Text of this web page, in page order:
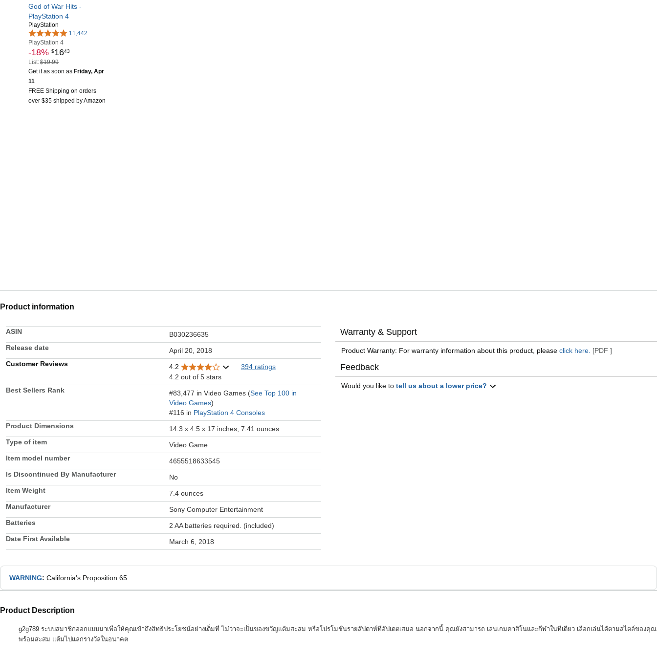
God of War Hits -
PlayStation 4
PlayStation
11,442
PlayStation 4
-18% $1643
List:$19.99
Get it as soon as Friday, Apr
11
FREE Shipping on orders
over $35 shipped by Amazon
Product information
ASIN
B030236635
Release date
April 20, 2018
Customer Reviews
4.2
394 ratings
4.2 out of 5 stars
Best Sellers Rank
#83,477 in Video Games (See Top 100 in
Video Games)
#116 in PlayStation 4 Consoles
Product Dimensions
14.3 x 4.5 x 17 inches; 7.41 ounces
Type of item
Video Game
Item model number
4655518633545
Is Discontinued By Manufacturer
No
Item Weight
7.4 ounces
Manufacturer
Sony Computer Entertainment
Batteries
2 AA batteries required. (included)
Date First Available
March 6, 2018
Warranty & Support
Product Warranty: For warranty information about this product, pleaseclick here. [PDF ]
Feedback
Would you like totell us about a lower price?
WARNING: California’s Proposition 65
Product Description
g2g789 ระบบสมาชิกออกแบบมาเพื่อให้คุณเข้าถึงสิทธิประโยชน์อย่างเต็มที่ ไม่ว่าจะเป็นของขวัญแต้มสะสม หรือโปรโมชั่นรายสัปดาห์ที่อัปเดตเสมอ นอกจากนี้ คุณยังสามารถ เล่นเกมคาสิโนและกีฬาในที่เดียว เลือกเล่นได้ตามสไตล์ของคุณ
พร้อมสะสม แต้มไปแลกรางวัลในอนาคต